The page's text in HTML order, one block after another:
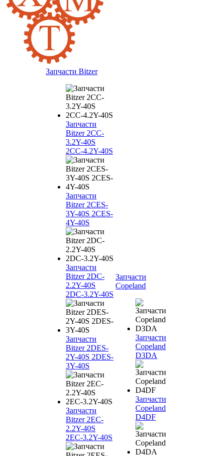
Запчасти Bitzer
Запчасти
Bitzer 2CC-
3.2Y-40S
2CC-4.2Y-40S
Запчасти
Bitzer 2CES-
3Y-40S 2CES-
4Y-40S
Запчасти
Bitzer 2DC-
2.2Y-40S
2DC-3.2Y-40S
Запчасти
Bitzer 2DES-
2Y-40S 2DES-
3Y-40S
Запчасти
Bitzer 2EC-
2.2Y-40S
2EC-3.2Y-40S
Запчасти
Copeland
Запчасти
Copeland
D3DA
Запчасти
Copeland
D4DF